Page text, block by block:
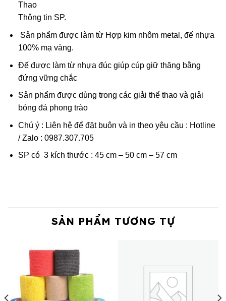
Thao
Thông tin SP.
Sản phẩm được làm từ Hợp kim nhôm metal, đế nhựa
100% mạ vàng.
Đế được làm từ nhựa đúc giúp cúp giữ thăng bằng
đứng vững chắc
Sản phẩm được dùng trong các giải thể thao và giải
bóng đá phong trào
Chú ý : Liên hệ để đặt buôn và in theo yêu cầu : Hotline
/ Zalo : 0987.307.705
SP có 3 kích thước : 45 cm – 50 cm – 57 cm
SẢN PHẨM TƯƠNG TỰ